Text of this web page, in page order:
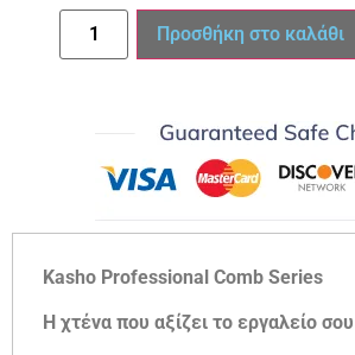
Προσθήκη στο καλάθι
Kasho Professional Comb Series
Η χτένα που αξίζει το εργαλείο σου